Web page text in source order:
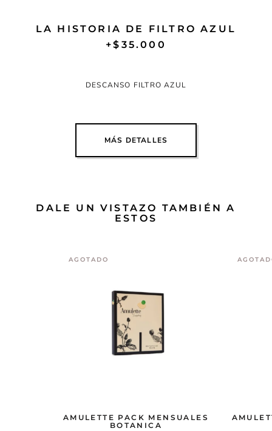
LA HISTORIA DE FILTRO AZUL
+$35.000
DESCANSO FILTRO AZUL
MÁS DETALLES
DALE UN VISTAZO TAMBIÉN A
ESTOS
AGOTADO
AMULETTE PACK MENSUALES
BOTANICA